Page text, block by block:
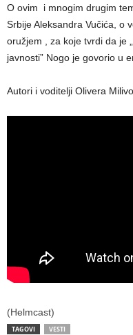
O ovim i mnogim drugim
Srbije Aleksandra Vučića, o
oružjem , za koje tvrdi da je
javnosti” Nogo je govorio u
Autori i voditelji Olivera
(Helmcast)
TAGOVI VESTI